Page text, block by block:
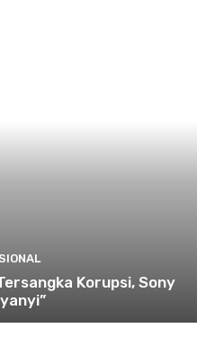
Korupsi, Sony